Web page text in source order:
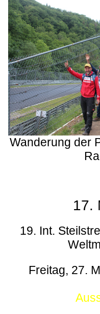
Wanderung der
17.
19. Int.
Freitag, 27.